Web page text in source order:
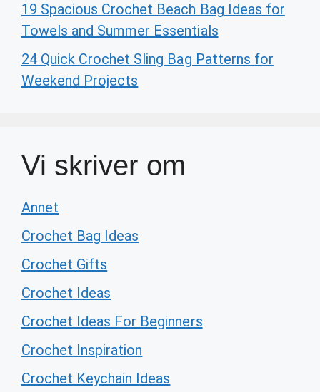
19 Spacious Crochet Beach Bag Ideas for
Towels and Summer Essentials
24 Quick Crochet Sling Bag Patterns for
Weekend Projects
Vi skriver om
Annet
Crochet Bag Ideas
Crochet Gifts
Crochet Ideas
Crochet Ideas For Beginners
Crochet Inspiration
Crochet Keychain Ideas